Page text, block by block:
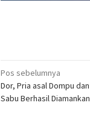
Navigasi
pos
Pos sebelumnya
Dor, Pria asal Dompu
Sabu Berhasil